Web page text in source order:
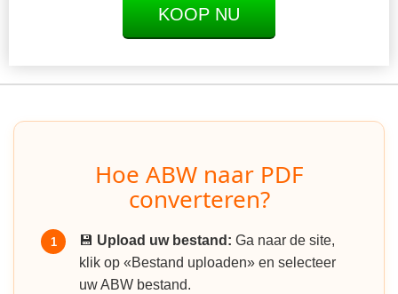
KOOP NU
Hoe ABW naar PDF
converteren?
1 💾 Upload uw bestand: Ga naar de site,
klik op «Bestand uploaden» en selecteer
uw ABW bestand.